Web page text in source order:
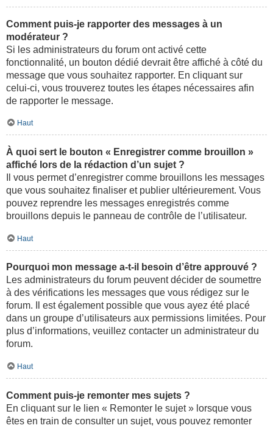
Comment puis-je rapporter des messages à un
modérateur ?
Si les administrateurs du forum ont activé cette
fonctionnalité, un bouton dédié devrait être affiché à côté du
message que vous souhaitez rapporter. En cliquant sur
celui-ci, vous trouverez toutes les étapes nécessaires afin
de rapporter le message.
Haut
À quoi sert le bouton « Enregistrer comme brouillon »
affiché lors de la rédaction d’un sujet ?
Il vous permet d’enregistrer comme brouillons les messages
que vous souhaitez finaliser et publier ultérieurement. Vous
pouvez reprendre les messages enregistrés comme
brouillons depuis le panneau de contrôle de l’utilisateur.
Haut
Pourquoi mon message a-t-il besoin d’être approuvé ?
Les administrateurs du forum peuvent décider de soumettre
à des vérifications les messages que vous rédigez sur le
forum. Il est également possible que vous ayez été placé
dans un groupe d’utilisateurs aux permissions limitées. Pour
plus d’informations, veuillez contacter un administrateur du
forum.
Haut
Comment puis-je remonter mes sujets ?
En cliquant sur le lien « Remonter le sujet » lorsque vous
êtes en train de consulter un sujet, vous pouvez remonter